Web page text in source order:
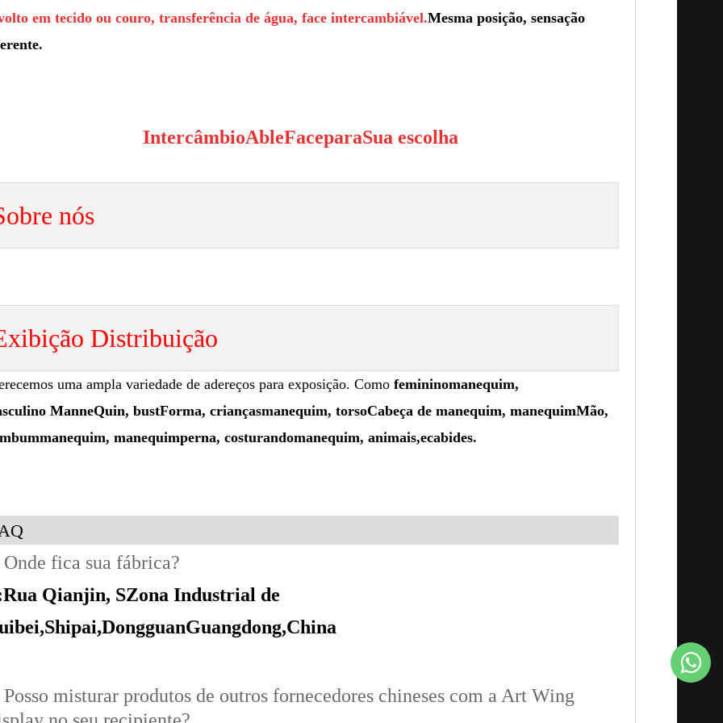
em tecido ou couro, transferência de água, face intercambiável.Mesma posição, sensação
IntercâmbioAbleFaceparaSua escolha
nós
Distribuição
uma ampla variedade de adereços para exposição. Como femininomanequim,
ManneQuin, bustForma, criançasmanequim, torsoCabeça de manequim, manequimMão,
manequim, manequimperna, costurandomanequim, animais,ecabides.
Onde fica sua fábrica?
Rua Qianjin, SZona Industrial de
,Shipai,DongguanGuangdong,China
Posso misturar produtos de outros fornecedores chineses com a Art Wing